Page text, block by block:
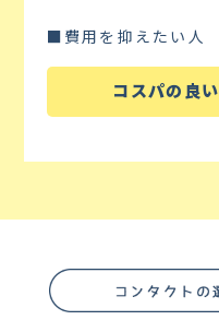
■費用を抑えたい人
コスパの良い